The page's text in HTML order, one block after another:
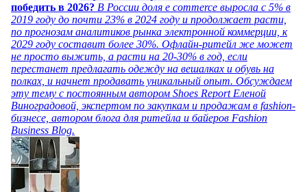
победить в 2026? В России доля e commerce выросла с 5% в
2019 году до почти 23% в 2024 году и продолжает расти,
по прогнозам аналитиков рынка электронной коммерции, к
2029 году составит более 30%. Офлайн-ритейл же может
не просто выжить, а расти на 20-30% в год, если
перестанет предлагать одежду на вешалках и обувь на
полках, и начнет продавать уникальный опыт. Обсуждаем
эту тему с постоянным автором Shoes Report Еленой
Виноградовой, экспертом по закупкам и продажам в fashion-
бизнесе, автором блога для ритейла и байеров Fashion
Business Blog.